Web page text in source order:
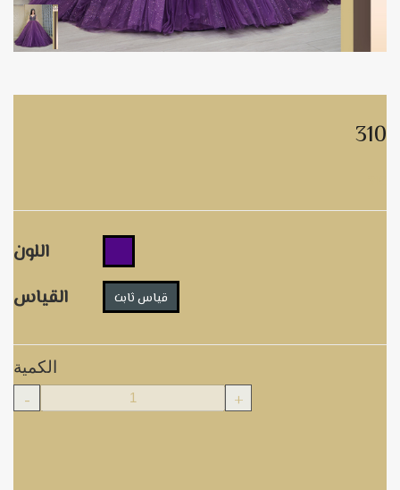
310
اللون
القياس
قياس ثابت
الكمية
- +